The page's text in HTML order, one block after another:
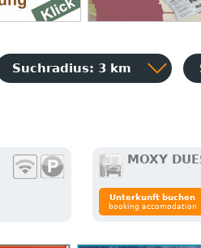
Suchradius: 3 km
MOXY
Unterkunft buchen
booking accomodation